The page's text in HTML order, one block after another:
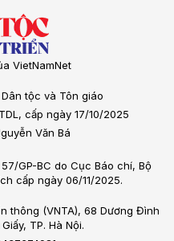
VietNamNet
tộc và Tôn giáo
cấp ngày 17/10/2025
Văn Bá
GP-BC do Cục Báo chí, Bộ
cấp ngày 06/11/2025.
thông (VNTA), 68 Dương Đình
TP. Hà Nội.